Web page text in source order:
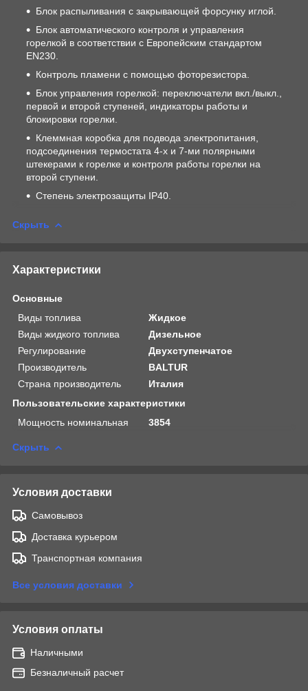
Блок распыливания с закрывающей форсунку иглой.
Блок автоматического контроля и управления
горелкой в соответствии с Европейским стандартом
EN230.
Контроль пламени с помощью фоторезистора.
Блок управления горелкой: переключатели вкл./выкл.,
первой и второй ступеней, индикаторы работы и
блокировки горелки.
Клеммная коробка для подвода электропитания,
подсоединения термостата 4-х и 7-ми полярными
штекерами к горелке и контроля работы горелки на
второй ступени.
Степень электрозащиты IP40.
Скрыть
Характеристики
Основные
Виды топлива
Жидкое
Виды жидкого топлива
Дизельное
Регулирование
Двухступенчатое
Производитель
BALTUR
Страна производитель
Италия
Пользовательские характеристики
Мощность номинальная
3854
Скрыть
Условия доставки
Самовывоз
Доставка курьером
Транспортная компания
Все условия доставки
Условия оплаты
Наличными
Безналичный расчет